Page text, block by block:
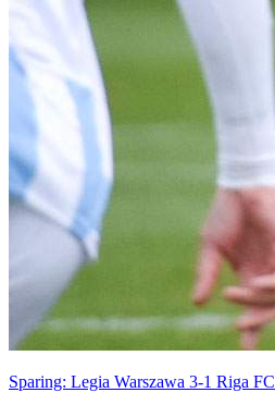
Sparing: Legia Warszawa 3-1 Riga FC